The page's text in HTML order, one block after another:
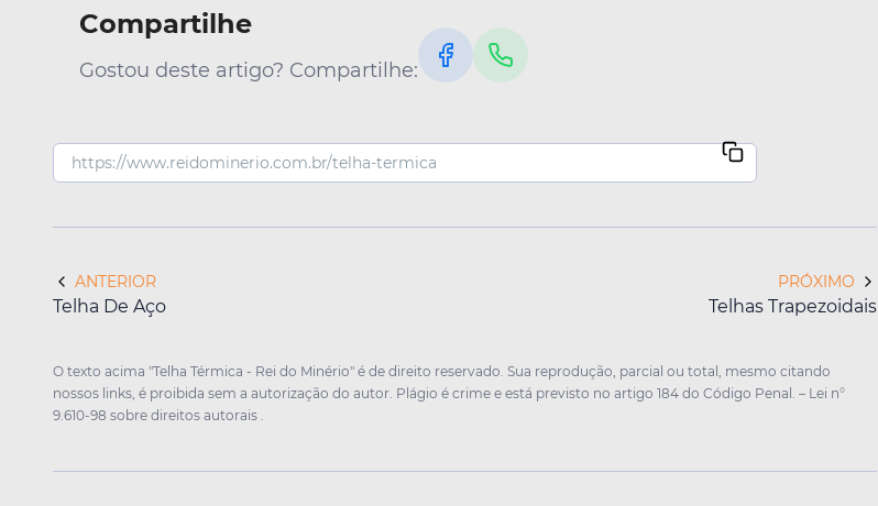
Compartilhe
Gostou deste artigo? Compartilhe:
ANTERIOR
Telha De Aço
PRÓXIMO
Telhas Trapezoidais
O texto acima "Telha Térmica - Rei do Minério" é de direito reservado. Sua reprodução, parcial ou total, mesmo citando
nossos links, é proibida sem a autorização do autor. Plágio é crime e está previsto no artigo 184 do Código Penal. – Lei n°
9.610-98 sobre direitos autorais .